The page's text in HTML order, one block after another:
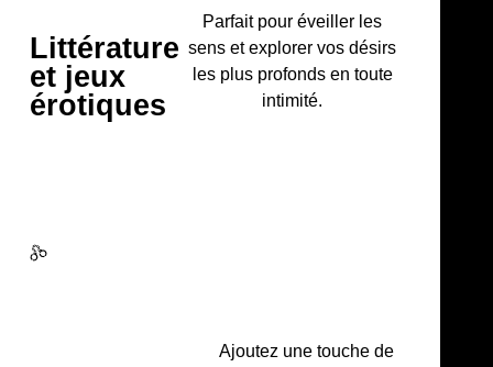
Littérature
et jeux
érotiques
Parfait pour éveiller les
sens et explorer vos désirs
les plus profonds en toute
intimité.
Ajoutez une touche de